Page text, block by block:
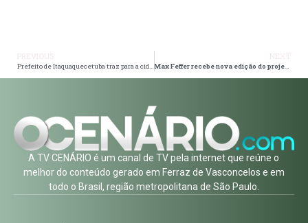
Prefeito de Itaquaquecetuba traz para a cidade o maior rodeio de portas abertas do Brasil Max Feffer recebe nova edição do projeto ‘Hip Hop no Parque’ neste domingo
A TV CENÁRIO é um canal de TV pela internet que reúne o
melhor do conteúdo gerado em Ferraz de Vasconcelos e em
todo o Brasil, região metropolitana de São Paulo.